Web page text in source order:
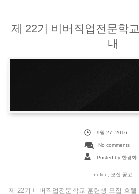
제 22기 비버직업전문학
내
9월 27, 2016
No comments
Posted by 한경화
notice 모집 공고
제 22기 비버직업전문학교 훈련생 모집 호